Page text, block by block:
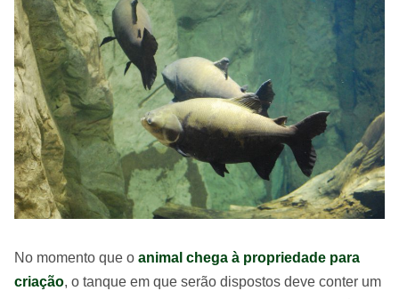
No momento que o animal chega à propriedade para
criação, o tanque em que serão dispostos deve conter um